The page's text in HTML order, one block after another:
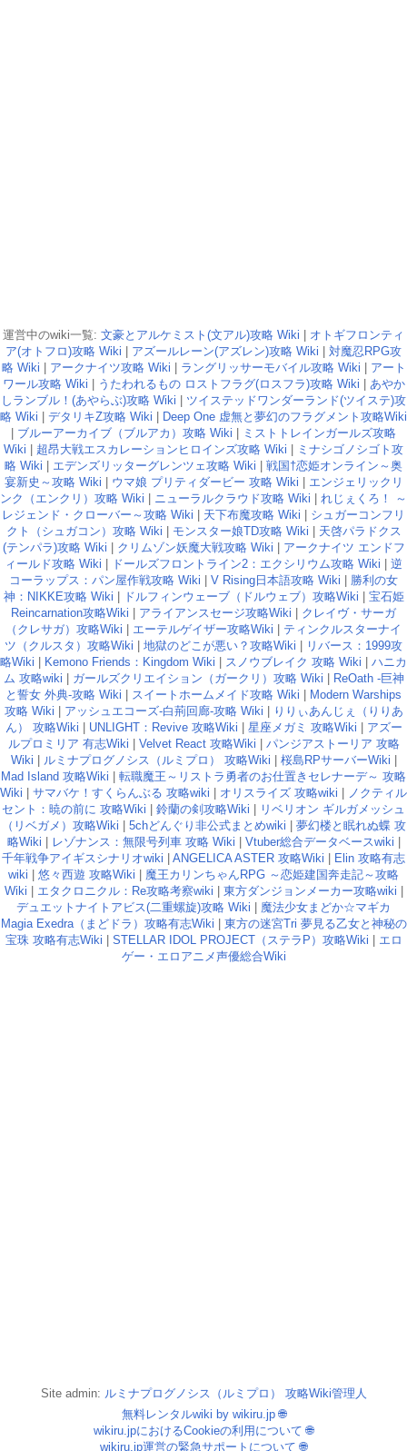
運営中のwiki一覧: 文豪とアルケミスト(文アル)攻略 Wiki | オトギフロンティ
ア(オトフロ)攻略 Wiki | アズールレーン(アズレン)攻略 Wiki | 対魔忍RPG攻
略 Wiki | アークナイツ攻略 Wiki | ラングリッサーモバイル攻略 Wiki | アート
ワール攻略 Wiki | うたわれるもの ロストフラグ(ロスフラ)攻略 Wiki | あやか
しランブル！(あやらぶ)攻略 Wiki | ツイステッドワンダーランド(ツイステ)攻
略 Wiki | デタリキZ攻略 Wiki | Deep One 虚無と夢幻のフラグメント攻略Wiki
| ブルーアーカイブ（ブルアカ）攻略 Wiki | ミストトレインガールズ攻略
Wiki | 超昂大戦エスカレーションヒロインズ攻略 Wiki | ミナシゴノシゴト攻
略 Wiki | エデンズリッターグレンツェ攻略 Wiki | 戦国†恋姫オンライン～奥
宴新史～攻略 Wiki | ウマ娘 プリティダービー 攻略 Wiki | エンジェリックリ
ンク（エンクリ）攻略 Wiki | ニューラルクラウド攻略 Wiki | れじぇくろ！ ～
レジェンド・クローバー～攻略 Wiki | 天下布魔攻略 Wiki | シュガーコンフリ
クト（シュガコン）攻略 Wiki | モンスター娘TD攻略 Wiki | 天啓パラドクス
(テンパラ)攻略 Wiki | クリムゾン妖魔大戦攻略 Wiki | アークナイツ エンドフ
ィールド攻略 Wiki | ドールズフロントライン2：エクシリウム攻略 Wiki | 逆
コーラップス：パン屋作戦攻略 Wiki | V Rising日本語攻略 Wiki | 勝利の女
神：NIKKE攻略 Wiki | ドルフィンウェーブ（ドルウェブ）攻略Wiki | 宝石姫
Reincarnation攻略Wiki | アライアンスセージ攻略Wiki | クレイヴ・サーガ
（クレサガ）攻略Wiki | エーテルゲイザー攻略Wiki | ティンクルスターナイ
ツ（クルスタ）攻略Wiki | 地獄のどこが悪い？攻略Wiki | リバース：1999攻
略Wiki | Kemono Friends：Kingdom Wiki | スノウブレイク 攻略 Wiki | ハニカ
ム 攻略wiki | ガールズクリエイション（ガークリ）攻略 Wiki | ReOath -巨神
と誓女 外典-攻略 Wiki | スイートホームメイド攻略 Wiki | Modern Warships
攻略 Wiki | アッシュエコーズ-白荊回廊-攻略 Wiki | りりぃあんじぇ（りりあ
ん） 攻略Wiki | UNLIGHT：Revive 攻略Wiki | 星座メガミ 攻略Wiki | アズー
ルプロミリア 有志Wiki | Velvet React 攻略Wiki | パンジアストーリア 攻略
Wiki | ルミナプログノシス（ルミプロ） 攻略Wiki | 桜島RPサーバーWiki |
Mad Island 攻略Wiki | 転職魔王～リストラ勇者のお仕置きセレナーデ～ 攻略
Wiki | サマバケ！すくらんぶる 攻略wiki | オリスライズ 攻略wiki | ノクティル
セント：暁の前に 攻略Wiki | 鈴蘭の剣攻略Wiki | リベリオン ギルガメッシュ
（リベガメ）攻略Wiki | 5chどんぐり非公式まとめwiki | 夢幻楼と眠れぬ蝶 攻
略Wiki | レゾナンス：無限号列車 攻略 Wiki | Vtuber総合データベースwiki |
千年戦争アイギスシナリオwiki | ANGELICA ASTER 攻略Wiki | Elin 攻略有志
wiki | 悠々西遊 攻略Wiki | 魔王カリンちゃんRPG ～恋姫建国奔走記～攻略
Wiki | エタクロニクル：Re攻略考察wiki | 東方ダンジョンメーカー攻略wiki |
デュエットナイトアビス(二重螺旋)攻略 Wiki | 魔法少女まどか☆マギカ
Magia Exedra（まどドラ）攻略有志Wiki | 東方の迷宮Tri 夢見る乙女と神秘の
宝珠 攻略有志Wiki | STELLAR IDOL PROJECT（ステラP）攻略Wiki | エロ
ゲー・エロアニメ声優総合Wiki
Site admin: ルミナプログノシス（ルミプロ） 攻略Wiki管理人
無料レンタルwiki by wikiru.jp🌐
wikiru.jpにおけるCookieの利用について 🌐
wikiru.jp運営の緊急サポートについて 🌐